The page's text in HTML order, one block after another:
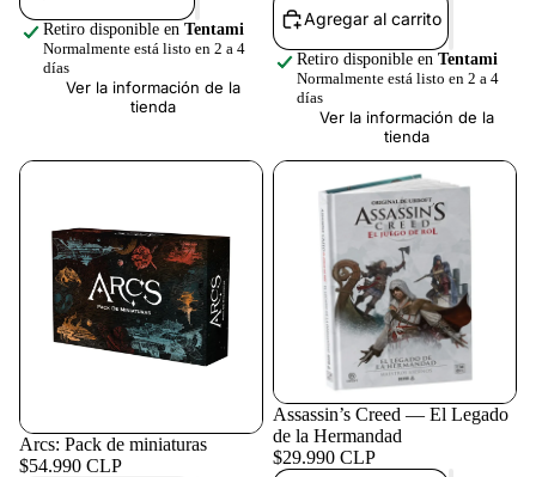
Retiro disponible en Tentami
Normalmente está listo en 2 a 4
días
Ver la información de la
tienda
Agregar al carrito
Retiro disponible en Tentami
Normalmente está listo en 2 a 4
días
Ver la información de la
tienda
Arcs: Pack de miniaturas
$54.990 CLP
Assassin’s Creed — El Legado
de la Hermandad
$29.990 CLP